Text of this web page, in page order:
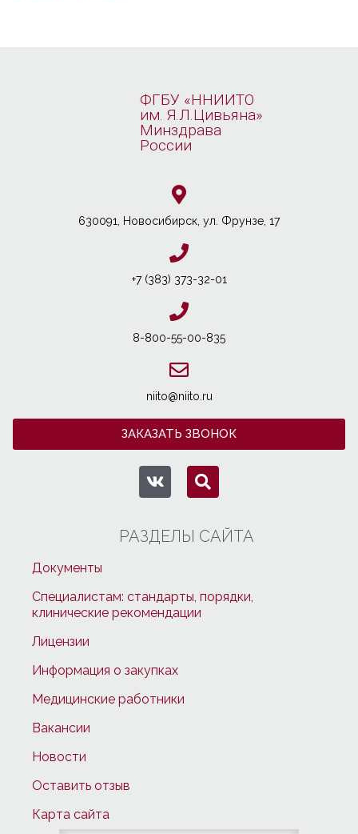
ФГБУ «ННИИТО
им. Я.Л.Цивьяна»
Минздрава
России
630091, Новосибирcк, ул. Фрунзе, 17
+7 (383) 373-32-01
8-800-55-00-835
niito@niito.ru
ЗАКАЗАТЬ ЗВОНОК
РАЗДЕЛЫ САЙТА
Документы
Специалистам: стандарты, порядки,
клинические рекомендации
Лицензии
Информация о закупках
Медицинские работники
Вакансии
Новости
Оставить отзыв
Карта сайта